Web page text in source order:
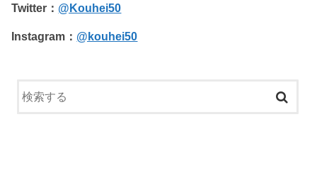
Twitter： @Kouhei50
Instagram： @kouhei50